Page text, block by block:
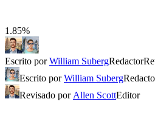
1.85%
Escrito porWilliam SubergRedactor
Escrito porWilliam Suberg
Revisado por Allen ScottEditor